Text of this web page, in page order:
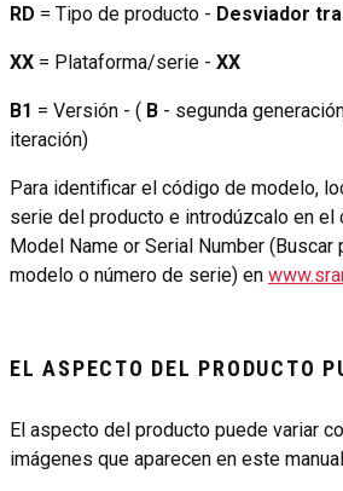
RD = Tipo de producto - Desviador
XX = Plataforma/serie - XX
B1 = Versión - ( B - segunda
iteración)
Para identificar el código de modelo,
serie del producto e introdúzcalo en el
Model Name or Serial Number (Buscar
modelo o número de serie) en
EL ASPECTO DEL PRODUCTO
El aspecto del producto puede variar
imágenes que aparecen en este